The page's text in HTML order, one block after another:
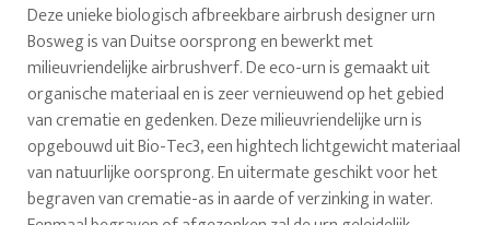
Deze unieke biologisch afbreekbare airbrush designer urn
Bosweg is van Duitse oorsprong en bewerkt met
milieuvriendelijke airbrushverf. De eco-urn is gemaakt uit
organische materiaal en is zeer vernieuwend op het gebied
van crematie en gedenken. Deze milieuvriendelijke urn is
opgebouwd uit Bio-Tec3, een hightech lichtgewicht materiaal
van natuurlijke oorsprong. En uitermate geschikt voor het
begraven van crematie-as in aarde of verzinking in water.